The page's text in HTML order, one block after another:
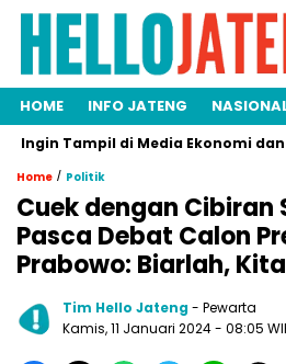
HOME INFO JATENG
Tampil di Media Ekonomi dan
Home / Politik
Cuek dengan Cibiran
Pasca Debat Calon
Prabowo: Biarlah,
Tim Hello Jateng- Pewarta
Kamis, 11 Januari 2024- 08:05